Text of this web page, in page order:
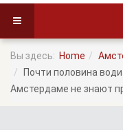
Вы здесь: Home
Почти половина
Амстердаме не знают